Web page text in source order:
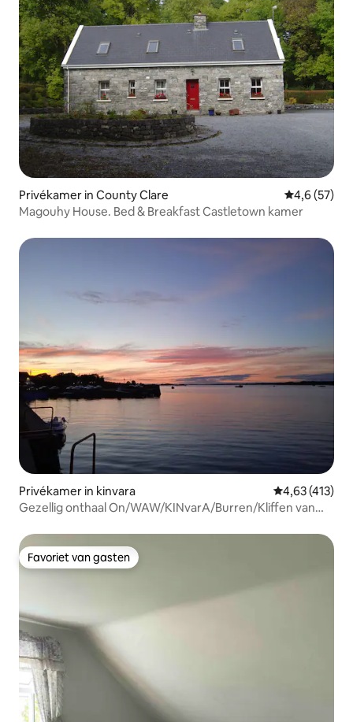
Privékamer in County Clare
4,6 (57)
Magouhy House. Bed & Breakfast Castletown kamer
Privékamer in kinvara Gemiddelde
4,63 (413)
Gezellig onthaal On/WAW/KINvarA/Burren/Kliffen van
Favoriet van gasten
Favoriet van gasten